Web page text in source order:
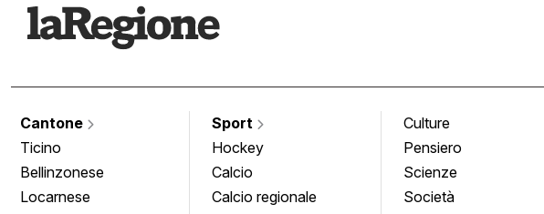
Cantone
Ticino
Bellinzonese
Locarnese
Sport
Hockey
Calcio
Calcio regionale
Culture
Pensiero
Scienze
Società